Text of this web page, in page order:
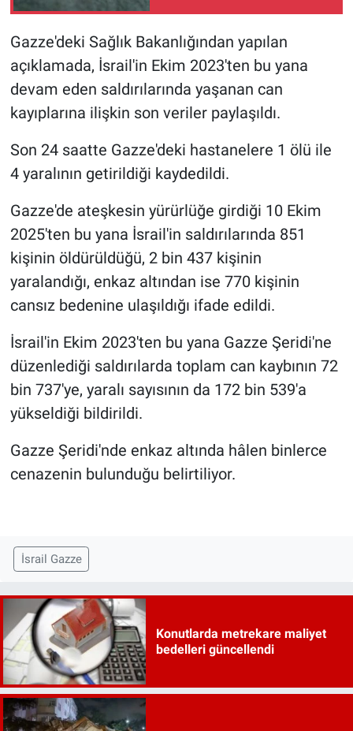
Gazze'deki Sağlık Bakanlığından yapılan
açıklamada, İsrail'in Ekim 2023'ten bu yana
devam eden saldırılarında yaşanan can
kayıplarına ilişkin son veriler paylaşıldı.
Son 24 saatte Gazze'deki hastanelere 1 ölü ile
4 yaralının getirildiği kaydedildi.
Gazze'de ateşkesin yürürlüğe girdiği 10 Ekim
2025'ten bu yana İsrail'in saldırılarında 851
kişinin öldürüldüğü, 2 bin 437 kişinin
yaralandığı, enkaz altından ise 770 kişinin
cansız bedenine ulaşıldığı ifade edildi.
İsrail'in Ekim 2023'ten bu yana Gazze Şeridi'ne
düzenlediği saldırılarda toplam can kaybının 72
bin 737'ye, yaralı sayısının da 172 bin 539'a
yükseldiği bildirildi.
Gazze Şeridi'nde enkaz altında hâlen binlerce
cenazenin bulunduğu belirtiliyor.​​​​​​
İsrail Gazze
Konutlarda metrekare maliyet
bedelleri güncellendi